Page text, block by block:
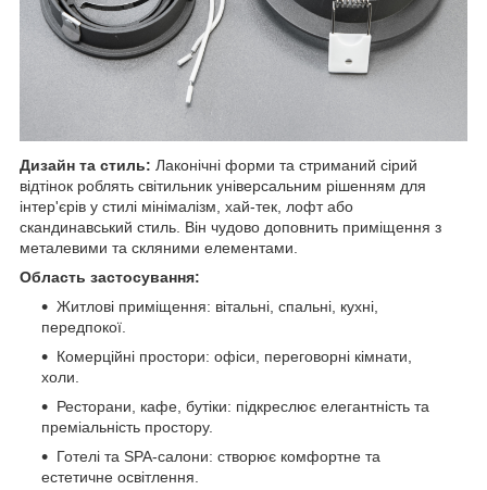
Дизайн та стиль: Лаконічні форми та стриманий сірий
відтінок роблять світильник універсальним рішенням для
інтер'єрів у стилі мінімалізм, хай-тек, лофт або
скандинавський стиль. Він чудово доповнить приміщення з
металевими та скляними елементами.
Область застосування:
Житлові приміщення: вітальні, спальні, кухні,
передпокої.
Комерційні простори: офіси, переговорні кімнати,
холи.
Ресторани, кафе, бутіки: підкреслює елегантність та
преміальність простору.
Готелі та SPA-салони: створює комфортне та
естетичне освітлення.